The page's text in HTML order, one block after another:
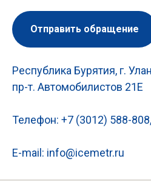
Отправить обращение
Республика Бурятия, г.
пр-т. Автомобилистов 21Е
Телефон: +7 (3012) 588-
E-mail: info@icemetr.ru